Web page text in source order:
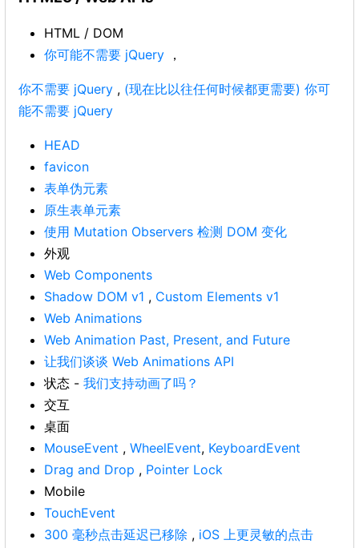
HTML / DOM
你可能不需要 jQuery ，
你不需要 jQuery , (现在比以往任何时候都更需要) 你可
能不需要 jQuery
HEAD
favicon
表单伪元素
原生表单元素
使用 Mutation Observers 检测 DOM 变化
外观
Web Components
Shadow DOM v1 , Custom Elements v1
Web Animations
Web Animation Past, Present, and Future
让我们谈谈 Web Animations API
状态 - 我们支持动画了吗？
交互
桌面
MouseEvent , WheelEvent, KeyboardEvent
Drag and Drop , Pointer Lock
Mobile
TouchEvent
300 毫秒点击延迟已移除 , iOS 上更灵敏的点击